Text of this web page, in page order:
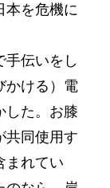
本を危機に
伝いをし
かける）電
した。お膝
共同使用す
まれてい